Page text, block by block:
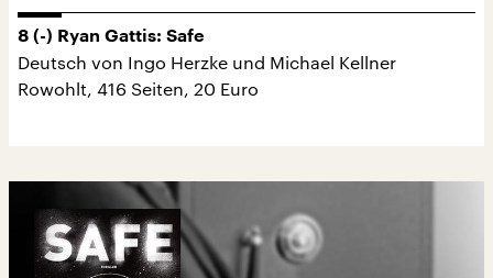
8 (-) Ryan Gattis: Safe
Deutsch von Ingo Herzke und Michael Kellner
Rowohlt, 416 Seiten, 20 Euro